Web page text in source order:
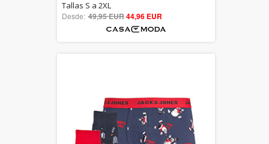
out of 5
Tallas S a 2XL
Desde: 49,95 EUR44,96 EUR